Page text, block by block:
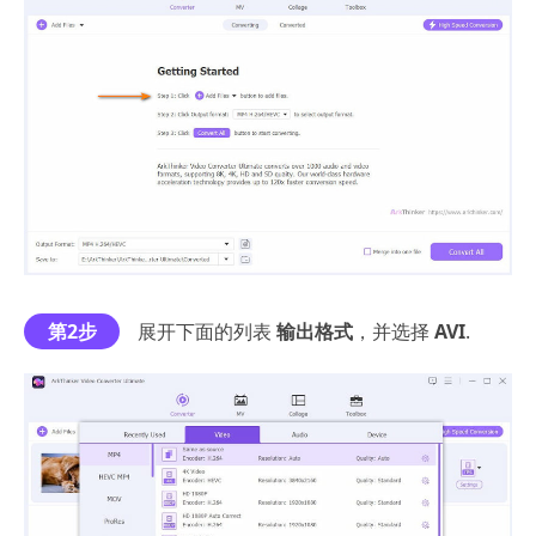
第2步 展开下面的列表 输出格式 ，并选择 AVI.